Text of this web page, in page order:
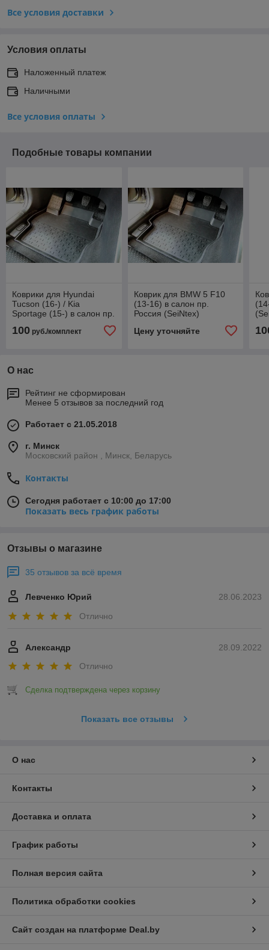
Все условия доставки
Условия оплаты
Наложенный платеж
Наличными
Все условия оплаты
Подобные товары компании
Коврики для Hyundai
Tucson (16-) / Kia
Sportage (15-) в салон пр.
100 руб./комплект
Коврик для BMW 5 F10
(13-16) в салон пр.
Россия (SeiNtex)
Цену уточняйте
О нас
Рейтинг не сформирован
Менее 5 отзывов за последний год
Работает с 21.05.2018
г. Минск
Московский район , Минск, Беларусь
Контакты
Сегодня работает с 10:00 до 17:00
Показать весь график работы
Отзывы о магазине
35 отзывов за всё время
28.06.2023
Левченко Юрий
Отлично
28.09.2022
Александр
Отлично
Сделка подтверждена через корзину
Показать все отзывы
О нас
Контакты
Доставка и оплата
График работы
Полная версия сайта
Политика обработки cookies
Сайт создан на платформе Deal.by